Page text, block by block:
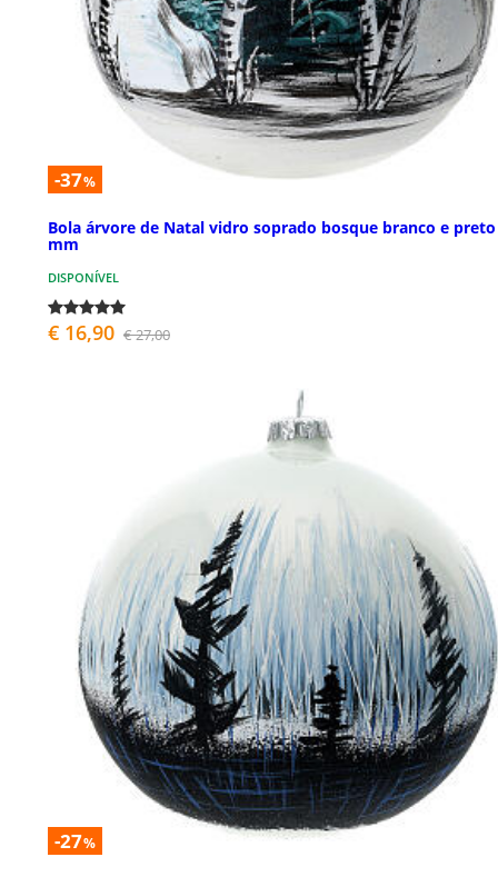
-37%
Bola árvore de Natal vidro soprado bosque branco e preto
mm
DISPONÍVEL
€ 16,90 € 27,00
-27%